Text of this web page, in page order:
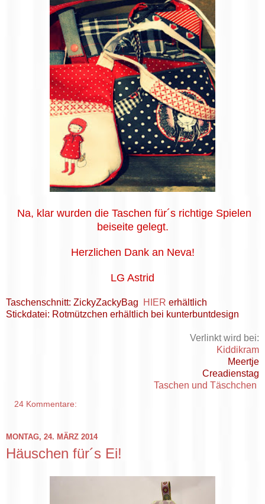
Na, klar wurden die Taschen für´s richtige Spielen
beiseite gelegt.
Herzlichen Dank an Neva!
LG Astrid
Taschenschnitt: ZickyZackyBag HIER erhältlich
Stickdatei: Rotmützchen erhältlich bei kunterbuntdesign
Verlinkt wird bei:
Kiddikram
Meertje
Creadienstag
Taschen und Täschchen
24 Kommentare:
MONTAG, 24. MÄRZ 2014
Häuschen für´s Ei!